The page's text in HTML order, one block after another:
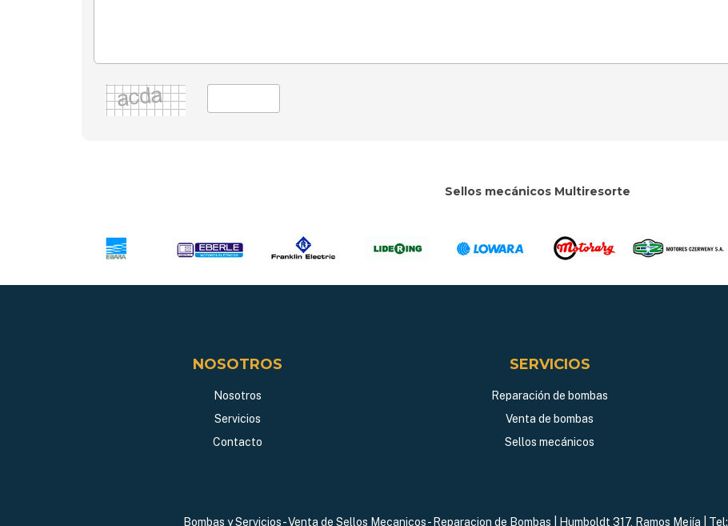
Sellos mecánicos Multiresorte
NOSOTROS
Nosotros
Servicios
Contacto
SERVICIOS
Reparación de bombas
Venta de bombas
Sellos mecánicos
Bombas y Servicios - Venta de Sellos Mecanicos - Reparacion de Bombas | Humboldt 317, Ramos Mejía | Tel: